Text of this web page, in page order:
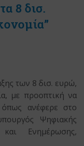
8 δισ.
των 8 δισ. ευρώ,
με προοπτική να
ανέφερε στο
Ψηφιακής
και Ενημέρωσης,